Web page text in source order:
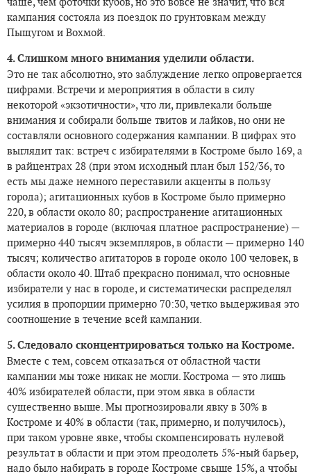
кампания состояла из поездок по грунтовкам между
Пыщугом и Вохмой.
4. Слишком много внимания уделили области.
Это не так абсолютно, это заблуждение легко опровергается
цифрами. Встречи и мероприятия в области в силу
некоторой «экзотичности», что ли, привлекали больше
внимания и собирали больше твитов и лайков, но они не
составляли основного содержания кампании. В цифрах это
выглядит так: встреч с избирателями в Костроме было 169, а
в райцентрах 28 (при этом исходный план был 152/36, то
есть мы даже немного переставили акценты в пользу
города); агитационных кубов в Костроме было примерно
220, в области около 80; распространение агитационных
материалов в городе (включая платное распространение) —
примерно 440 тысяч экземпляров, в области — примерно 140
тысяч; количество агитаторов в городе около 100 человек, в
области около 40. Штаб прекрасно понимал, что основные
избиратели у нас в городе, и систематически распределял
усилия в пропорции примерно 70:30, четко выдерживая это
соотношение в течение всей кампании.
5. Следовало сконцентрироваться только на Костроме.
Вместе с тем, совсем отказаться от областной части
кампании мы тоже никак не могли. Кострома — это лишь
40% избирателей области, при этом явка в области
существенно выше. Мы прогнозировали явку в 30% в
Костроме и 40% в области (так, примерно, и получилось),
при таком уровне явке, чтобы скомпенсировать нулевой
результат в области и при этом преодолеть 5%-ный барьер,
надо было набирать в городе Костроме свыше 15%, а чтобы